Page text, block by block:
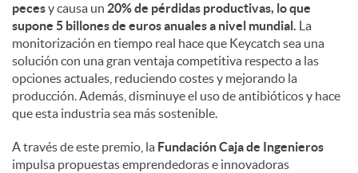
pecesy causa un 20% de pérdidas productivas, lo que
supone 5 billones de euros anuales a nivel mundial. La
monitorización en tiempo real hace que Keycatch sea una
solución con una gran ventaja competitiva respecto a las
opciones actuales, reduciendo costes y mejorando la
producción. Además, disminuye el uso de antibióticos y hace
que esta industria sea más sostenible.
A través de este premio, la Fundación Caja de Ingenieros
impulsa propuestas emprendedoras e innovadoras